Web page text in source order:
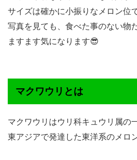
サイズは確かに小振りなメロン位
写真を見ても、食べた事のない物
ますます気になります😎
マクワウリとは
マクワウリはウリ科キュウリ属の
東アジアで発達した東洋系のメロ